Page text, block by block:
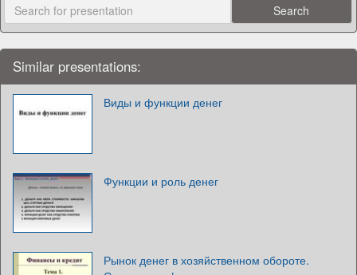
Similar presentations:
Виды и функции денег
Функции и роль денег
Рынок денег в хозяйственном обороте.